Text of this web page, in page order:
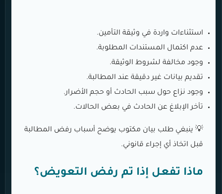
استثناءات واردة في وثيقة التأمين.
عدم اكتمال المستندات المطلوبة.
وجود مخالفة لشروط الوثيقة.
تقديم بيانات غير دقيقة عند المطالبة.
وجود نزاع حول سبب الحادث أو حجم الأضرار.
تأخر الإبلاغ عن الحادث في بعض الحالات.
💡 ينبغي طلب بيان مكتوب يوضح أسباب رفض المطالبة
قبل اتخاذ أي إجراء قانوني.
ماذا تفعل إذا تم رفض التعويض؟